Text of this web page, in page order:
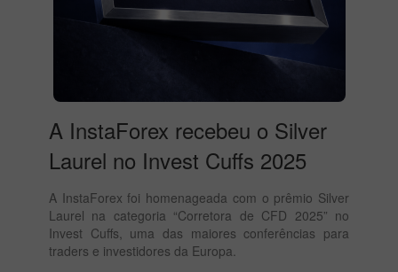
A InstaForex recebeu o Silver
Laurel no Invest Cuffs 2025
A InstaForex foi homenageada com o prêmio Silver
Laurel na categoria “Corretora de CFD 2025” no
Invest Cuffs, uma das maiores conferências para
traders e investidores da Europa.